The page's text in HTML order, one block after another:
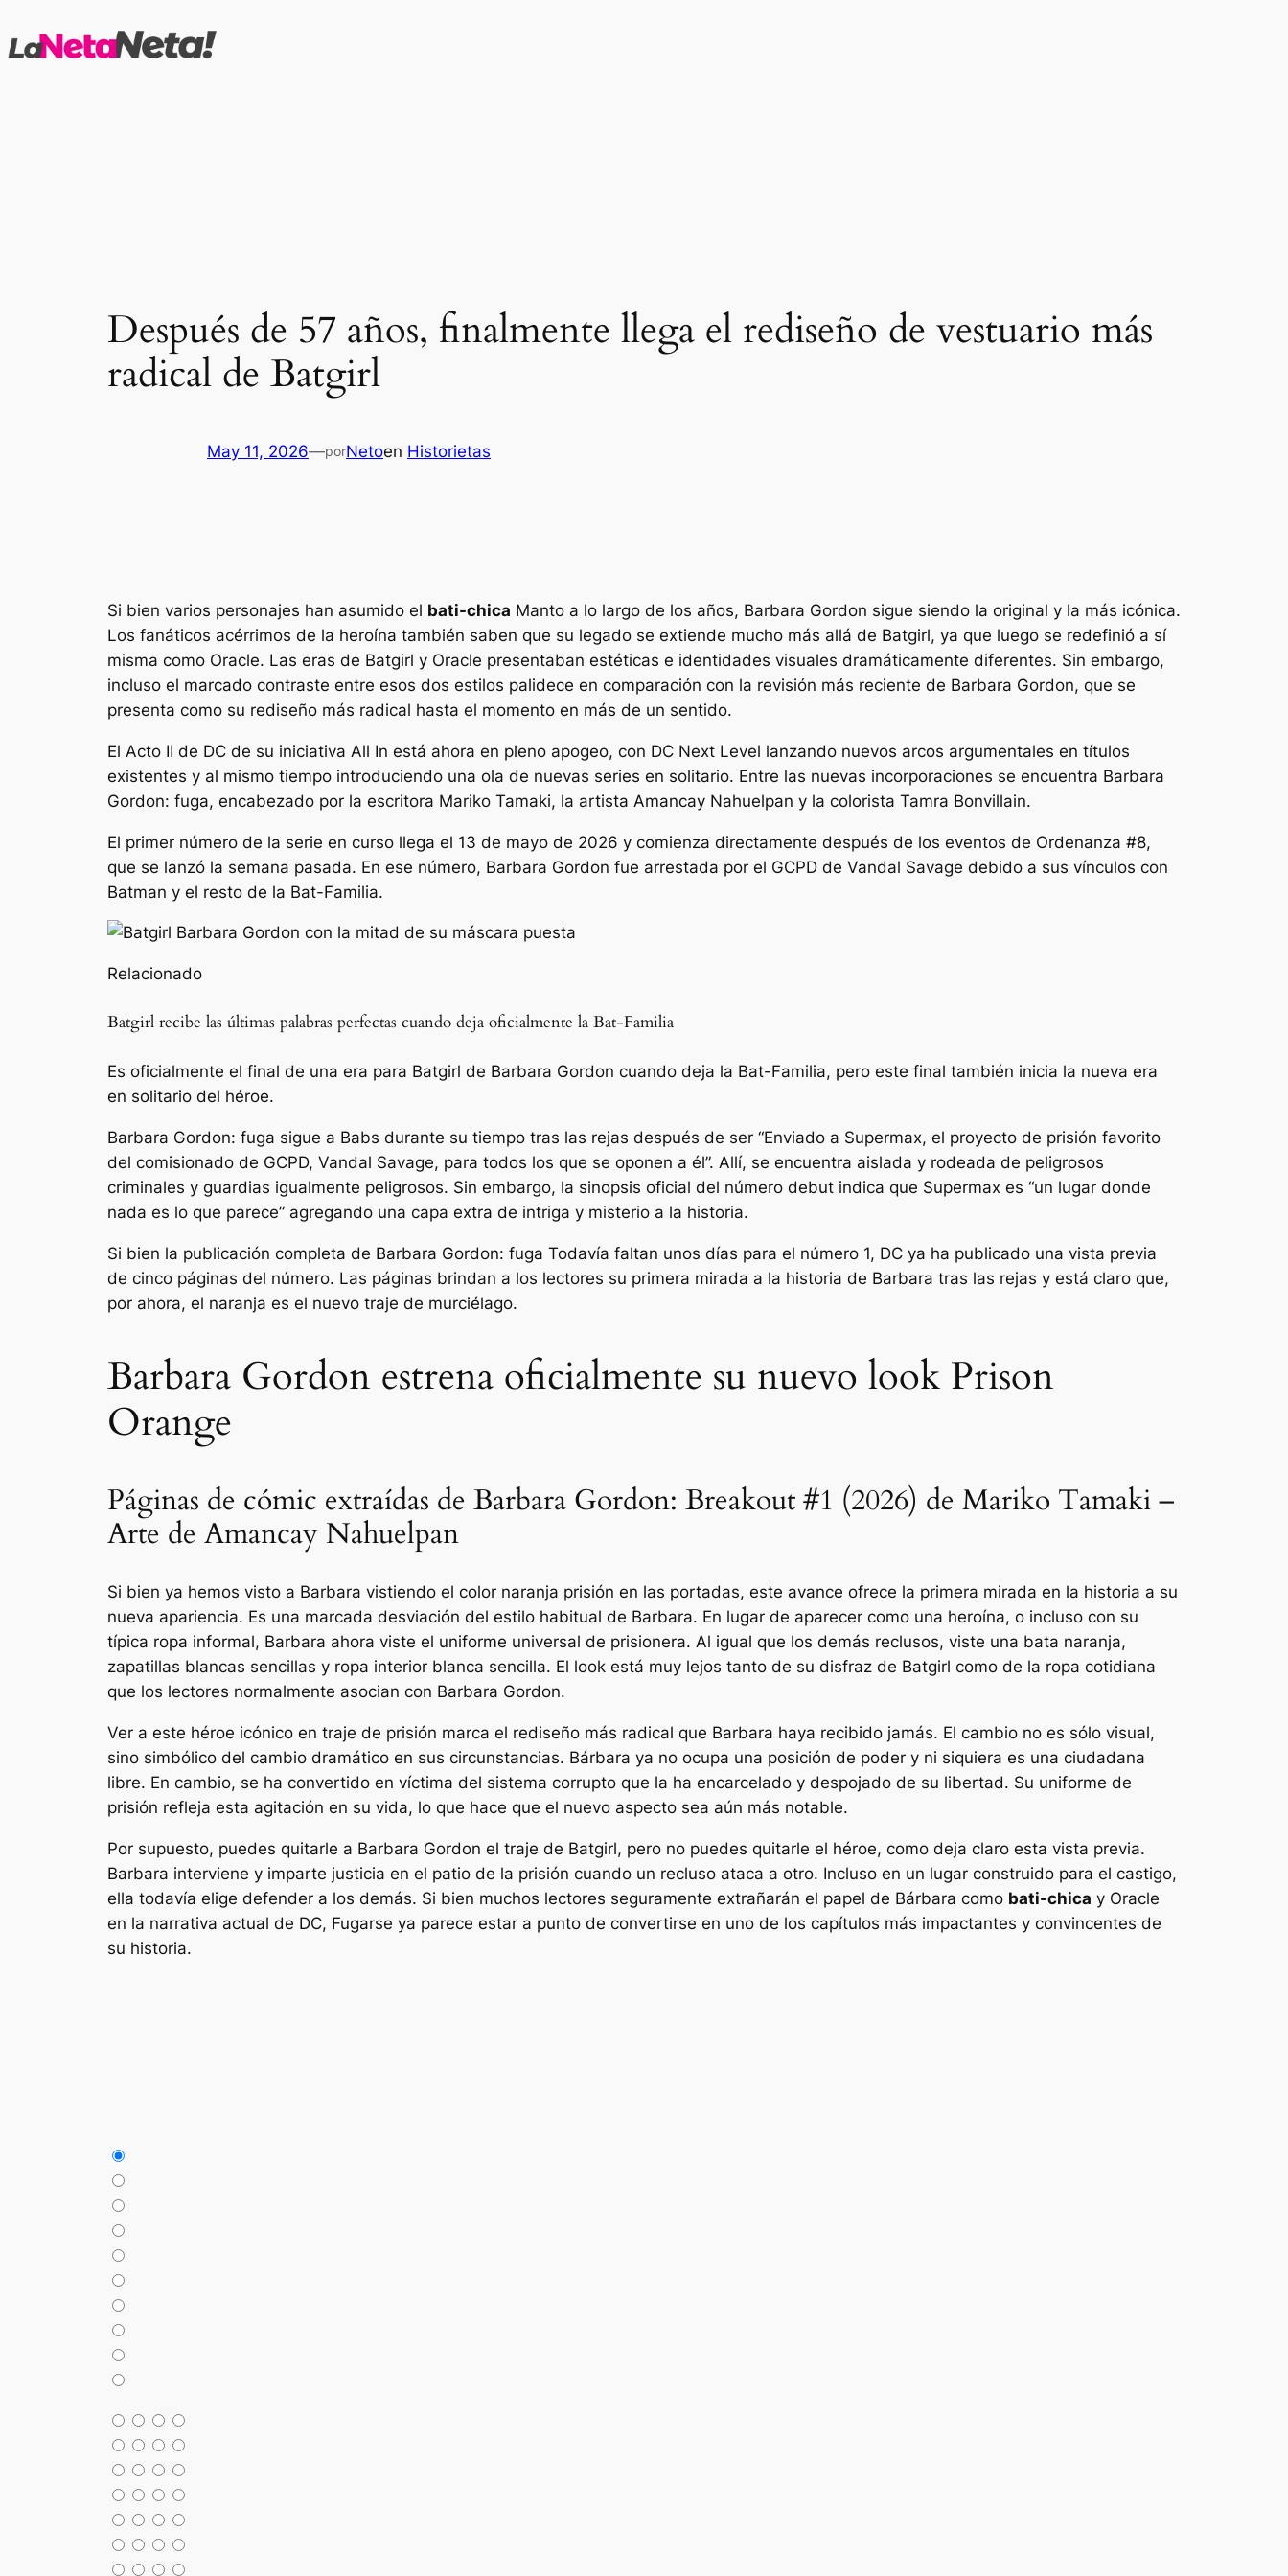
al
Después de 57 años, finalmente llega el rediseño de vestuario más
radical de Batgirl
May 11, 2026—porNetoen Historietas
Si bien varios personajes han asumido el bati-chica Manto a lo largo de los años, Barbara Gordon sigue siendo la original y la más icónica.
Los fanáticos acérrimos de la heroína también saben que su legado se extiende mucho más allá de Batgirl, ya que luego se redefinió a sí
misma como Oracle. Las eras de Batgirl y Oracle presentaban estéticas e identidades visuales dramáticamente diferentes. Sin embargo,
incluso el marcado contraste entre esos dos estilos palidece en comparación con la revisión más reciente de Barbara Gordon, que se
presenta como su rediseño más radical hasta el momento en más de un sentido.
El Acto II de DC de su iniciativa All In está ahora en pleno apogeo, con DC Next Level lanzando nuevos arcos argumentales en títulos
existentes y al mismo tiempo introduciendo una ola de nuevas series en solitario. Entre las nuevas incorporaciones se encuentra Barbara
Gordon: fuga, encabezado por la escritora Mariko Tamaki, la artista Amancay Nahuelpan y la colorista Tamra Bonvillain.
El primer número de la serie en curso llega el 13 de mayo de 2026 y comienza directamente después de los eventos de Ordenanza #8,
que se lanzó la semana pasada. En ese número, Barbara Gordon fue arrestada por el GCPD de Vandal Savage debido a sus vínculos con
Batman y el resto de la Bat-Familia.
Relacionado
Batgirl recibe las últimas palabras perfectas cuando deja oficialmente la Bat-Familia
Es oficialmente el final de una era para Batgirl de Barbara Gordon cuando deja la Bat-Familia, pero este final también inicia la nueva era
en solitario del héroe.
Barbara Gordon: fuga sigue a Babs durante su tiempo tras las rejas después de ser “Enviado a Supermax, el proyecto de prisión favorito
del comisionado de GCPD, Vandal Savage, para todos los que se oponen a él”. Allí, se encuentra aislada y rodeada de peligrosos
criminales y guardias igualmente peligrosos. Sin embargo, la sinopsis oficial del número debut indica que Supermax es “un lugar donde
nada es lo que parece” agregando una capa extra de intriga y misterio a la historia.
Si bien la publicación completa de Barbara Gordon: fuga Todavía faltan unos días para el número 1, DC ya ha publicado una vista previa
de cinco páginas del número. Las páginas brindan a los lectores su primera mirada a la historia de Barbara tras las rejas y está claro que,
por ahora, el naranja es el nuevo traje de murciélago.
Barbara Gordon estrena oficialmente su nuevo look Prison
Orange
Páginas de cómic extraídas de Barbara Gordon: Breakout #1 (2026) de Mariko Tamaki –
Arte de Amancay Nahuelpan
Si bien ya hemos visto a Barbara vistiendo el color naranja prisión en las portadas, este avance ofrece la primera mirada en la historia a su
nueva apariencia. Es una marcada desviación del estilo habitual de Barbara. En lugar de aparecer como una heroína, o incluso con su
típica ropa informal, Barbara ahora viste el uniforme universal de prisionera. Al igual que los demás reclusos, viste una bata naranja,
zapatillas blancas sencillas y ropa interior blanca sencilla. El look está muy lejos tanto de su disfraz de Batgirl como de la ropa cotidiana
que los lectores normalmente asocian con Barbara Gordon.
Ver a este héroe icónico en traje de prisión marca el rediseño más radical que Barbara haya recibido jamás. El cambio no es sólo visual,
sino simbólico del cambio dramático en sus circunstancias. Bárbara ya no ocupa una posición de poder y ni siquiera es una ciudadana
libre. En cambio, se ha convertido en víctima del sistema corrupto que la ha encarcelado y despojado de su libertad. Su uniforme de
prisión refleja esta agitación en su vida, lo que hace que el nuevo aspecto sea aún más notable.
Por supuesto, puedes quitarle a Barbara Gordon el traje de Batgirl, pero no puedes quitarle el héroe, como deja claro esta vista previa.
Barbara interviene y imparte justicia en el patio de la prisión cuando un recluso ataca a otro. Incluso en un lugar construido para el castigo,
ella todavía elige defender a los demás. Si bien muchos lectores seguramente extrañarán el papel de Bárbara como bati-chica y Oracle
en la narrativa actual de DC, Fugarse ya parece estar a punto de convertirse en uno de los capítulos más impactantes y convincentes de
su historia.